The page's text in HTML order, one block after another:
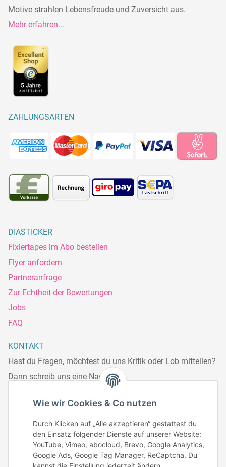
Wie wir Cookies & Co nutzen
Durch Klicken auf „Alle akzeptieren“ gestattest du
den Einsatz folgender Dienste auf unserer Website:
YouTube, Vimeo, abocloud, Brevo, Google Analytics,
Google Ads, Google Tag Manager, ReCaptcha. Du
Motive strahlen Lebensfreude und Zuversicht aus.
Mehr erfahren...
ZAHLUNGSARTEN
DIASTICKER
Fixiertapes im Abo bestellen
Flyer anfordern
Partneranfrage
Zur Echtheit der Bewertungen
Jobs
FAQ
KONTAKT
Hast du Fragen, möchtest du uns Kritik oder Lob mitteilen?
Dann schreib uns eine Nachricht.
Telefonisch erreichst du uns:
Telefonnr.: 0951/70045771
Zum Kontakt